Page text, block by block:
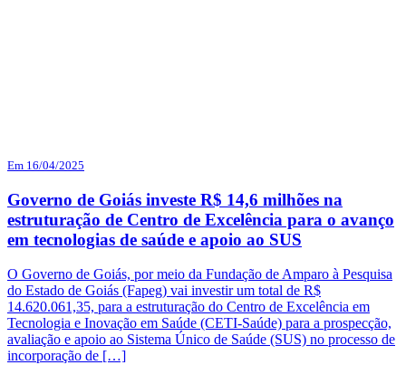
Em 16/04/2025
Governo de Goiás investe R$ 14,6 milhões na
estruturação de Centro de Excelência para o avanço
em tecnologias de saúde e apoio ao SUS
O Governo de Goiás, por meio da Fundação de Amparo à Pesquisa
do Estado de Goiás (Fapeg) vai investir um total de R$
14.620.061,35, para a estruturação do Centro de Excelência em
Tecnologia e Inovação em Saúde (CETI-Saúde) para a prospecção,
avaliação e apoio ao Sistema Único de Saúde (SUS) no processo de
incorporação de […]